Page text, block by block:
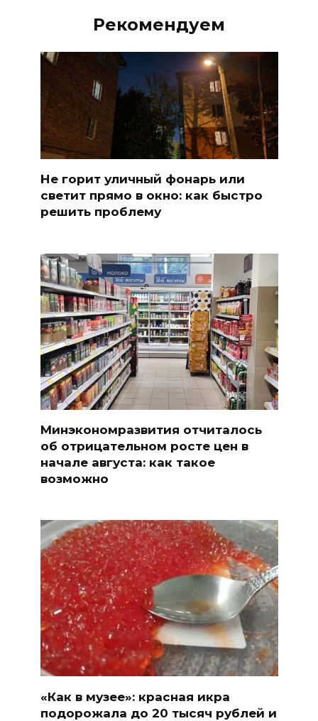
Рекомендуем
Не горит уличный фонарь или
светит прямо в окно: как быстро
решить проблему
Минэкономразвития отчиталось
об отрицательном росте цен в
начале августа: как такое
возможно
«Как в музее»: красная икра
подорожала до 20 тысяч рублей и